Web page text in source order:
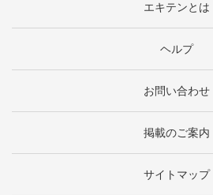
エキテンとは
ヘルプ
お問い合わせ
掲載のご案内
サイトマップ